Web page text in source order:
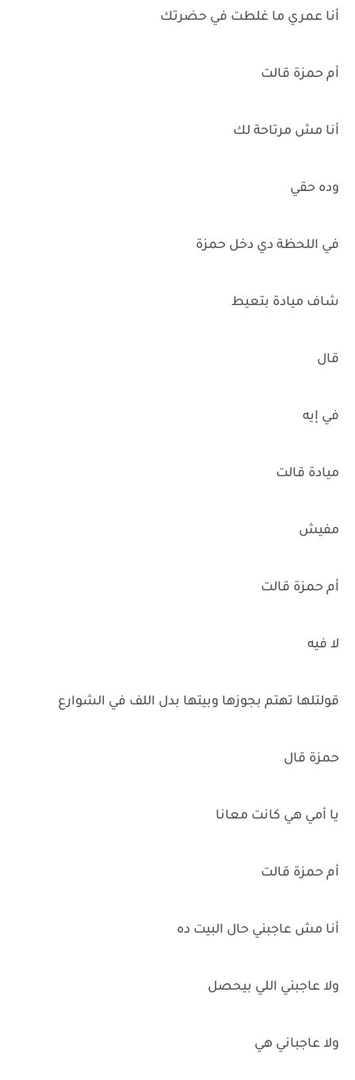
أنا عمري ما غلطت في حضرتك
أم حمزة قالت
أنا مش مرتاحة لك
وده حقي
في اللحظة دي دخل حمزة
شاف ميادة بتعيط
قال
في إيه
ميادة قالت
مفيش
أم حمزة قالت
لا فيه
قولتلها تهتم بجوزها وبيتها بدل اللف في الشوارع
حمزة قال
يا أمي هي كانت معانا
أم حمزة قالت
أنا مش عاجبني حال البيت ده
ولا عاجبني اللي بيحصل
ولا عاجباني هي